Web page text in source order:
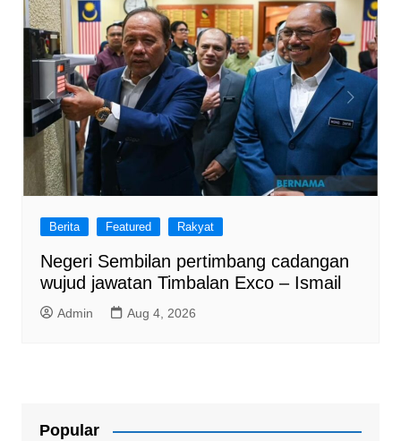
Berita Featured Rakyat
Negeri Sembilan pertimbang cadangan
wujud jawatan Timbalan Exco – Ismail
Admin Aug 4, 2026
Popular